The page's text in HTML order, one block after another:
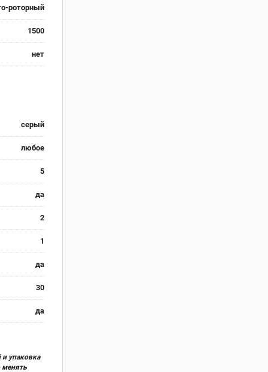
роторный
1500
нет
серый
любое
5
да
2
1
да
30
да
упаковка
менять